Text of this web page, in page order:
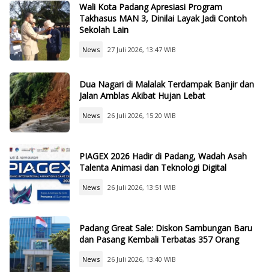
Wali Kota Padang Apresiasi Program
Takhasus MAN 3, Dinilai Layak Jadi Contoh
Sekolah Lain
News 27 Juli 2026, 13:47 WIB
Dua Nagari di Malalak Terdampak Banjir dan
Jalan Amblas Akibat Hujan Lebat
News 26 Juli 2026, 15:20 WIB
PIAGEX 2026 Hadir di Padang, Wadah Asah
Talenta Animasi dan Teknologi Digital
News 26 Juli 2026, 13:51 WIB
Padang Great Sale: Diskon Sambungan Baru
dan Pasang Kembali Terbatas 357 Orang
News 26 Juli 2026, 13:40 WIB